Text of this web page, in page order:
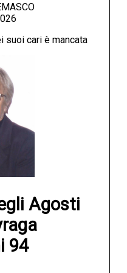
suoi cari è mancata
Agosti
94